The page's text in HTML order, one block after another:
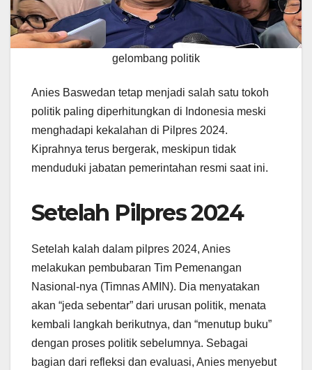
gelombang politik
Anies Baswedan tetap menjadi salah satu tokoh
politik paling diperhitungkan di Indonesia meski
menghadapi kekalahan di Pilpres 2024.
Kiprahnya terus bergerak, meskipun tidak
menduduki jabatan pemerintahan resmi saat ini.
Setelah Pilpres 2024
Setelah kalah dalam pilpres 2024, Anies
melakukan pembubaran Tim Pemenangan
Nasional-nya (Timnas AMIN). Dia menyatakan
akan “jeda sebentar” dari urusan politik, menata
kembali langkah berikutnya, dan “menutup buku”
dengan proses politik sebelumnya. Sebagai
bagian dari refleksi dan evaluasi, Anies menyebut